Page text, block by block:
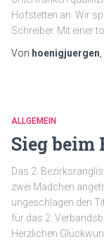
Hofstetten an. Wir
Schreiber. Mit einer
Von hoenigjuergen
ALLGEMEIN
Sieg
Das 2.
zwei Mädchen
ungeschlagen den
für das 2.
Herzlichen